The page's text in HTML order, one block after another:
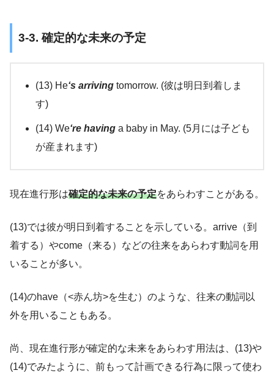
3-3. 確定的な未来の予定
(13) He‘s arriving tomorrow. (彼は明日到着しま
す)
(14) We‘re having a baby in May. (5月には子ども
が産まれます)
現在進行形は確定的な未来の予定をあらわすことがある。
(13)では彼が明日到着することを示している。arrive（到
着する）やcome（来る）などの往来をあらわす動詞を用
いることが多い。
(14)のhave（<赤ん坊>を生む）のような、往来の動詞以
外を用いることもある。
尚、現在進行形が確定的な未来をあらわす用法は、(13)や
(14)でみたように、前もって計画できる行為に限って使わ